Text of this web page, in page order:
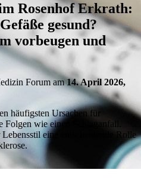
Rosenhof Erkrath:
gesund?
vorbeugen und
Forum am14. April 2026,
häufigsten Ursachen für
wie einen Schlaganfall.
eine entscheidende Rolle